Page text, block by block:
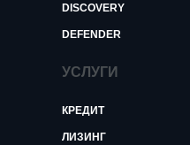
DISCOVERY
DEFENDER
УСЛУГИ
КРЕДИТ
ЛИЗИНГ